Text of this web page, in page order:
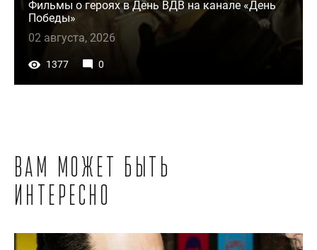
Фильмы о героях в День ВДВ на канале «День
Победы»
02 августа, 2026
1377 0
Вам может быть
интересно